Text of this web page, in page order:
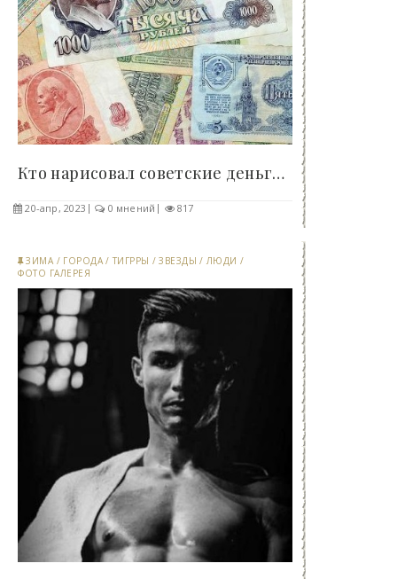
Кто нарисовал советские деньги - «Клуб - Юмора»..
20-апр, 2023 0 мнений 817
ЗИМА / ГОРОДА / ТИГРРЫ /ЗВЕЗДЫ / ЛЮДИ /
ФОТО ГАЛЕРЕЯ